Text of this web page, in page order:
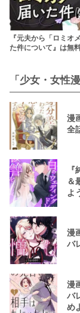
『元夫から「ロミオ
た件について』は無
「少女・女性
漫
全
＆
よ
漫
バ
漫
バ
め